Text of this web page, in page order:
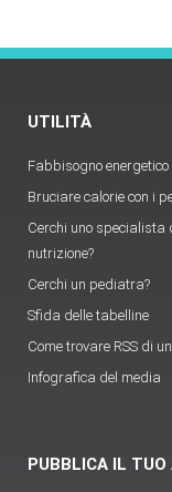
UTILITÀ
Fabbisogno energetico
Bruciare calorie con i
Cerchi uno specialista
nutrizione?
Cerchi un pediatra?
Sfida delle tabelline
Come trovare RSS di
Infografica del media
PUBBLICA IL